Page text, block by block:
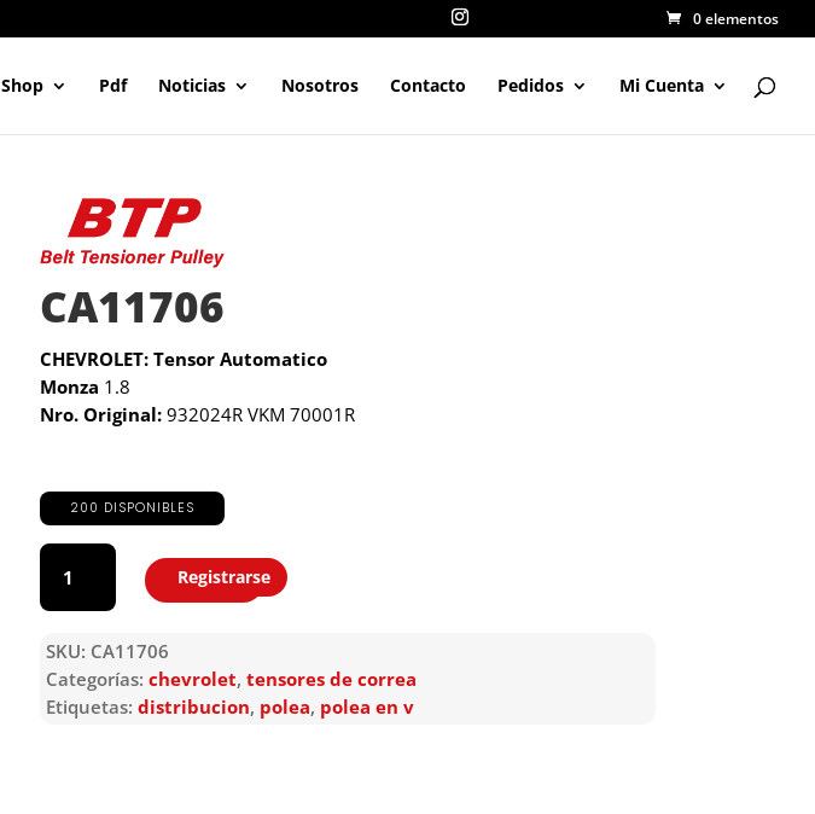
0 elementos
Shop Pdf Noticias Nosotros Contacto Pedidos Mi Cuenta
CA11706
CHEVROLET: Tensor Automatico
Monza 1.8
Nro. Original:932024R VKM 70001R
200 DISPONIBLES
CA11706
cantidad
Agregar
Registrarse
SKU: CA11706
Categorías: chevrolet, tensores de correa
Etiquetas: distribucion, polea, polea en v